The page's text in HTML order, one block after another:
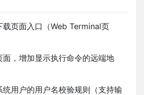
页面入口（Web Terminal页
，增加显示执行命令的远端地
用户的用户名校验规则（支持输